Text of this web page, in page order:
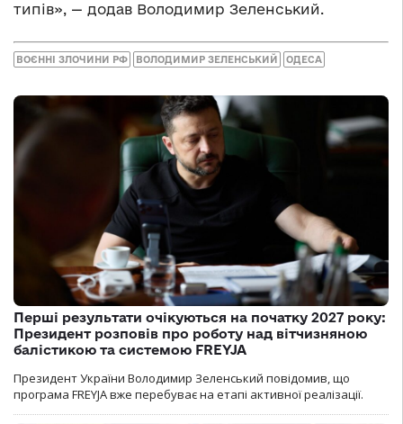
типів», — додав Володимир Зеленський.
ВОЄННІ ЗЛОЧИНИ РФ ВОЛОДИМИР ЗЕЛЕНСЬКИЙ ОДЕСА
Перші результати очікуються на початку 2027 року:
Президент розповів про роботу над вітчизняною
балістикою та системою FREYJA
Президент України Володимир Зеленський повідомив, що
програма FREYJA вже перебуває на етапі активної реалізації.